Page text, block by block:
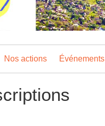
Nos actions Événements